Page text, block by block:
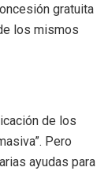
gratuita
los mismos
de los
Pero
ayudas para